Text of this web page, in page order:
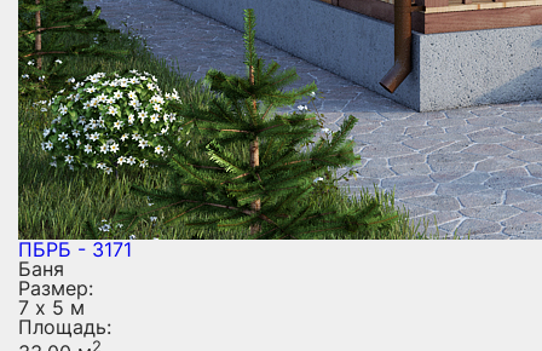
ПБРБ - 3171
Баня
Размер:
7 х 5 м
Площадь:
2